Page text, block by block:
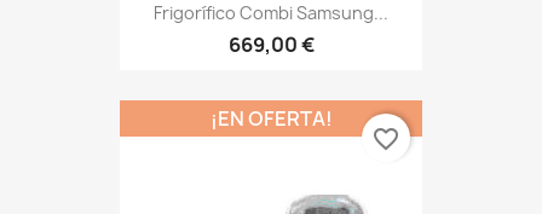
Frigorífico Combi Samsung...
669,00 €
¡EN OFERTA!
favorite_border